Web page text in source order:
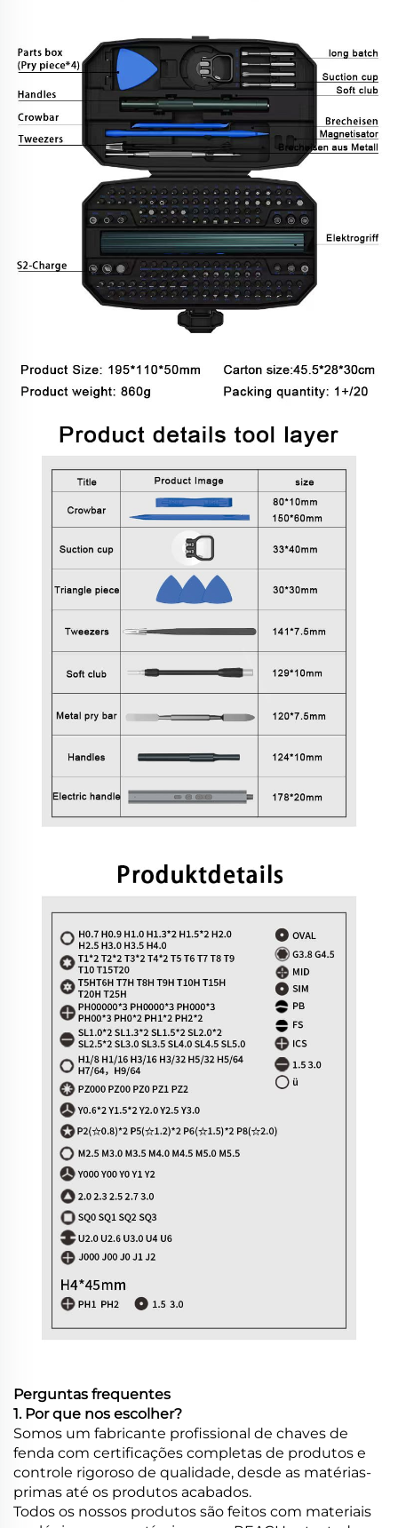
Perguntas frequentes
1. Por que nos escolher?
Somos um fabricante profissional de chaves de
fenda com certificações completas de produtos e
controle rigoroso de qualidade, desde as matérias-
primas até os produtos acabados.
Todos os nossos produtos são feitos com materiais